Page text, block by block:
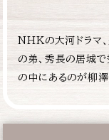
NHKの大河ドラマ
の弟、秀長の居城
の中にあるのが柳澤